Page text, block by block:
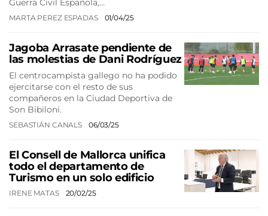
Guerra Civil Española,…
MARTA PEREZ ESPADAS 01/04/25
Jagoba Arrasate pendiente de
las molestias de Dani Rodríguez
El centrocampista gallego no ha podido
ejercitarse con el resto de sus
compañeros en la Ciudad Deportiva de
Son Bibiloni.
SEBASTIÁN CANALS 06/03/25
El Consell de Mallorca unifica
todo el departamento de
Turismo en un solo edificio
IRENE MATAS 20/02/25